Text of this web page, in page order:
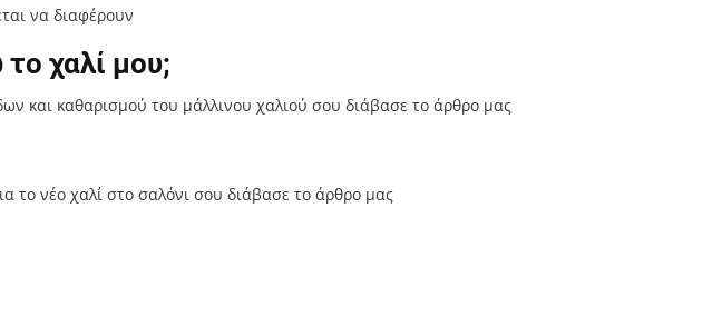
να διαφέρουν
χαλί μου;
και καθαρισμού του μάλλινου χαλιού σου διάβασε το άρθρο μας
το νέο χαλί στο σαλόνι σου διάβασε το άρθρο μας